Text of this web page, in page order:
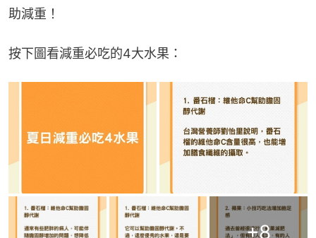
助減重！
按下圖看減重必吃的4大水果：
+8